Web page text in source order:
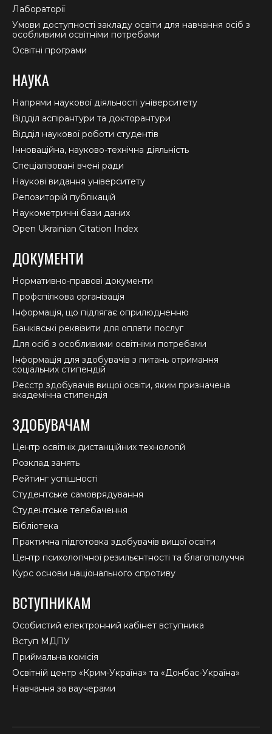
Лабораторії
Умови доступності закладу освіти для навчання осіб з
особливими освітніми потребами
Освітні програми
НАУКА
Напрями наукової діяльності університету
Відділ аспірантури та докторантури
Відділ наукової роботи студентів
Інноваційна, науково-технічна діяльність
Спеціалізовані вчені ради
Наукові видання університету
Репозиторій публікацій
Наукометричні бази даних
Open Ukrainian Citation Index
ДОКУМЕНТИ
Нормативно-правові документи
Профспілкова організація
Інформація, що підлягає оприлюдненню
Банківські реквізити для оплати послуг
Для осіб з особливими освітніми потребами
Інформація для здобувачів з питань отримання
соціальних стипендій
Реєстр здобувачів вищої освіти, яким призначена
академічна стипендія
ЗДОБУВАЧАМ
Центр освітніх дистанційних технологій
Розклад занять
Рейтинг успішності
Студентське самоврядування
Студентське телебачення
Бібліотека
Практична підготовка здобувачів вищої освіти
Центр психологічної резильєнтності та благополуччя
Курс основи національного спротиву
ВСТУПНИКАМ
Особистий електронний кабінет вступника
Вступ МДПУ
Приймальна комісія
Освітній центр «Крим-Україна» та «Донбас-Україна»
Навчання за ваучерами